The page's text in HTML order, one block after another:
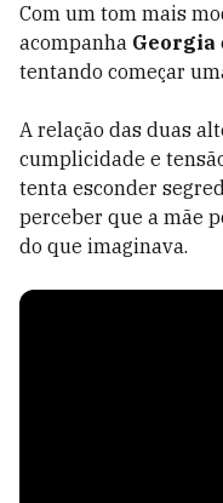
Com um tom mais
acompanha Georgia
tentando começar
A relação das duas
cumplicidade e
tenta esconder
perceber que a mãe
do que imaginava.